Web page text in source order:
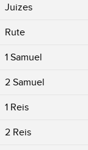
Juizes
Rute
1 Samuel
2 Samuel
1 Reis
2 Reis